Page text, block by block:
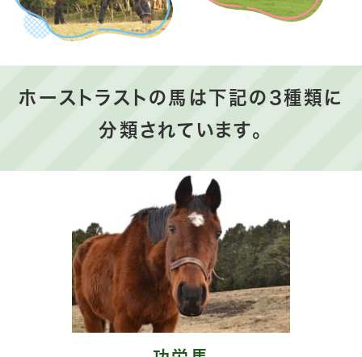
ホーストラストの馬は下記の3種類に
分類されています。